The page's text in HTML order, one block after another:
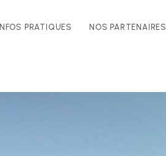
INFOS PRATIQUES NOS PARTENAIRES